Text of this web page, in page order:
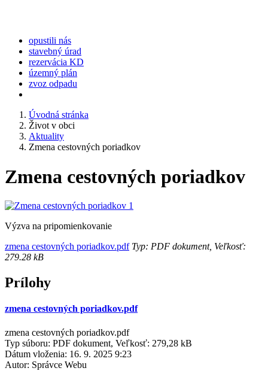
opustili nás
stavebný úrad
rezervácia KD
územný plán
zvoz odpadu
Úvodná stránka
Život v obci
Aktuality
Zmena cestovných poriadkov
Zmena cestovných poriadkov
Výzva na pripomienkovanie
zmena cestovných poriadkov.pdfTyp: PDF dokument, Veľkosť:
279.28 kB
Prílohy
zmena cestovných poriadkov.pdf
zmena cestovných poriadkov.pdf
Typ súboru: PDF dokument, Veľkosť: 279,28 kB
Dátum vloženia: 16. 9. 2025 9:23
Autor: Správce Webu